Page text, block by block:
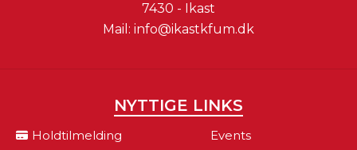
7430 - Ikast
Mail: info@ikastkfum.dk
NYTTIGE LINKS
Holdtilmelding
Events